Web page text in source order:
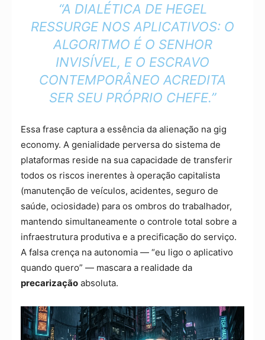
“A DIALÉTICA DE HEGEL
RESSURGE NOS APLICATIVOS: O
ALGORITMO É O SENHOR
INVISÍVEL, E O ESCRAVO
CONTEMPORÂNEO ACREDITA
SER SEU PRÓPRIO CHEFE.”
Essa frase captura a essência da alienação na gig
economy. A genialidade perversa do sistema de
plataformas reside na sua capacidade de transferir
todos os riscos inerentes à operação capitalista
(manutenção de veículos, acidentes, seguro de
saúde, ociosidade) para os ombros do trabalhador,
mantendo simultaneamente o controle total sobre a
infraestrutura produtiva e a precificação do serviço.
A falsa crença na autonomia — “eu ligo o aplicativo
quando quero” — mascara a realidade da
precarização absoluta.